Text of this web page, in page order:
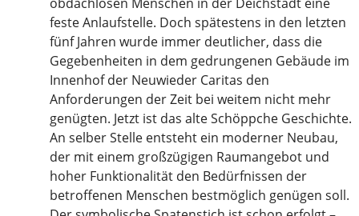
feste Anlaufstelle. Doch spätestens in den letzten
fünf Jahren wurde immer deutlicher, dass die
Gegebenheiten in dem gedrungenen Gebäude im
Innenhof der Neuwieder Caritas den
Anforderungen der Zeit bei weitem nicht mehr
genügten. Jetzt ist das alte Schöppche Geschichte.
An selber Stelle entsteht ein moderner Neubau,
der mit einem großzügigen Raumangebot und
hoher Funktionalität den Bedürfnissen der
betroffenen Menschen bestmöglich genügen soll.